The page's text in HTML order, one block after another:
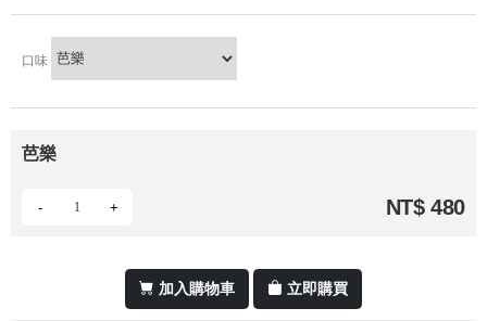
口味
芭樂
- + NT$ 480
加入購物車 立即購買